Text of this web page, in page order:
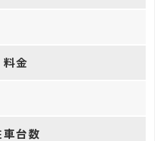
金
台数